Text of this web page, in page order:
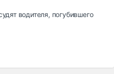
водителя, погубившего